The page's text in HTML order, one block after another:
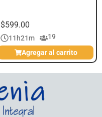
$599.00
11h21m
19
Agregar al carrito